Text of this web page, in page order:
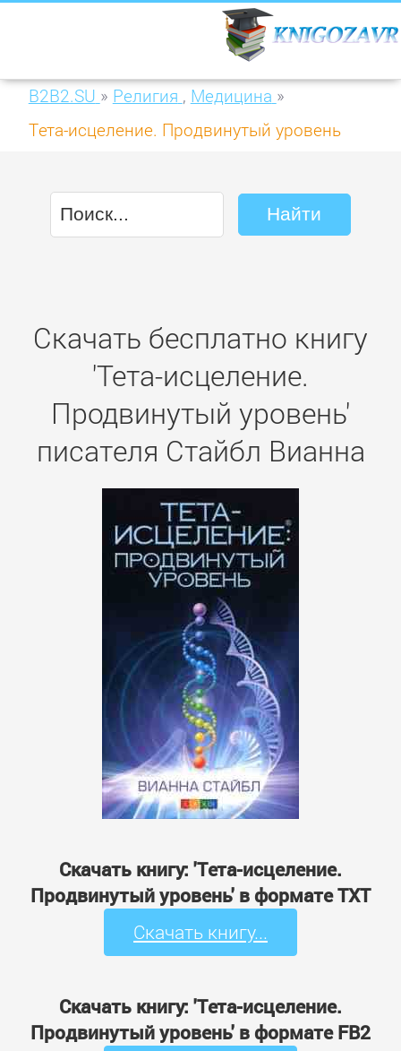
B2B2.SU » Религия , Медицина »
Тета-исцеление. Продвинутый уровень
Скачать бесплатно книгу
'Тета-исцеление.
Продвинутый уровень'
писателя Стайбл Вианна
Скачать книгу: 'Тета-исцеление.
Продвинутый уровень' в формате TXT
Скачать книгу...
Скачать книгу: 'Тета-исцеление.
Продвинутый уровень' в формате FB2